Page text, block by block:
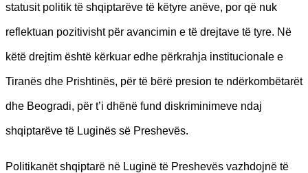
statusit politik të shqiptarëve të këtyre anëve, por që nuk
reflektuan pozitivisht për avancimin e të drejtave të tyre. Në
këtë drejtim është kërkuar edhe përkrahja institucionale e
Tiranës dhe Prishtinës, për të bërë presion te ndërkombëtarët
dhe Beogradi, për t’i dhënë fund diskriminimeve ndaj
shqiptarëve të Luginës së Preshevës.
Politikanët shqiptarë në Luginë të Preshevës vazhdojnë të